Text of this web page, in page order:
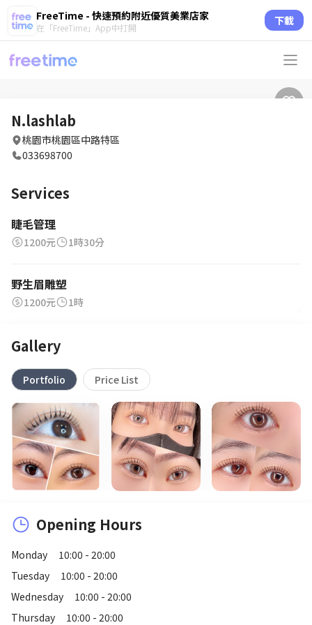
FreeTime - 快速預約附近優質美業店家
在「FreeTime」App中打開 下載
N.lashlab
桃園市桃園區中路特區
033698700
Services
睫毛管理
1200元 1時30分
野生眉雕塑
1200元 1時
Gallery
Portfolio Price List
Opening Hours
Monday
10:00 - 20:00
Tuesday
10:00 - 20:00
Wednesday
10:00 - 20:00
Thursday
10:00 - 20:00